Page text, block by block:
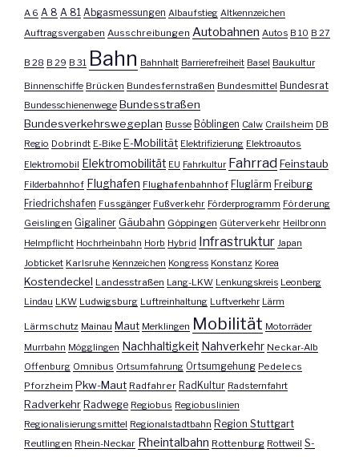
A 6 A 8 A 81 Abgasmessungen Albaufstieg Altkennzeichen
Auftragsvergaben Ausschreibungen Autobahnen Autos B 10 B 27
B 28 B 29 B 31 Bahn Bahnhalt Barrierefreiheit Basel Baukultur
Binnenschiffe Brücken Bundesfernstraßen Bundesmittel Bundesrat
Bundesschienenwege Bundesstraßen
Bundesverkehrswegeplan Busse Böblingen Calw Crailsheim DB
Regio Dobrindt E-Bike E-Mobilität Elektrifizierung Elektroautos
Elektromobil Elektromobilität EU Fahrkultur FahrradFeinstaub
Filderbahnhof Flughafen Flughafenbahnhof Fluglärm Freiburg
Friedrichshafen Fussgänger Fußverkehr Förderprogramm Förderung
Geislingen Gigaliner Gäubahn Göppingen Güterverkehr Heilbronn
Helmpflicht Hochrheinbahn Horb Hybrid Infrastruktur Japan
Jobticket Karlsruhe Kennzeichen Kongress Konstanz Korea
Kostendeckel Landesstraßen Lang-LKW Lenkungskreis Leonberg
Lindau LKW Ludwigsburg Luftreinhaltung Luftverkehr Lärm
Lärmschutz Mainau Maut Merklingen Mobilität Motorräder
Murrbahn Mögglingen Nachhaltigkeit Nahverkehr Neckar-Alb
Offenburg Omnibus Ortsumfahrung Ortsumgehung Pedelecs
Pforzheim Pkw-Maut Radfahrer RadKultur Radsternfahrt
Radverkehr Radwege Regiobus Regiobuslinien
Regionalisierungsmittel Regionalstadtbahn Region Stuttgart
Reutlingen Rhein-Neckar Rheintalbahn Rottenburg Rottweil S-